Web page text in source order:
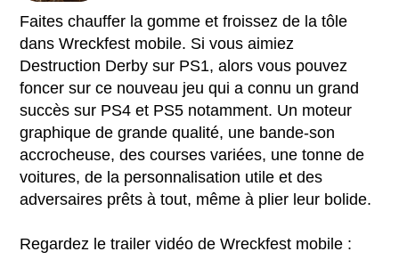
Faites chauffer la gomme et froissez de la tôle
dans Wreckfest mobile. Si vous aimiez
Destruction Derby sur PS1, alors vous pouvez
foncer sur ce nouveau jeu qui a connu un grand
succès sur PS4 et PS5 notamment. Un moteur
graphique de grande qualité, une bande-son
accrocheuse, des courses variées, une tonne de
voitures, de la personnalisation utile et des
adversaires prêts à tout, même à plier leur bolide.
Regardez le trailer vidéo de Wreckfest mobile :